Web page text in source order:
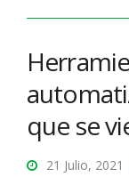
que se
21 Julio, 2021